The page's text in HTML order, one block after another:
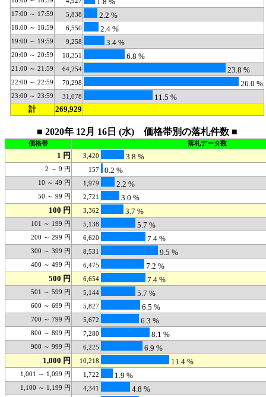
17:00 ～ 17:59 5,838 2.2 %
18:00 ～ 18:59 6,550 2.4 %
19:00 ～ 19:59 9,258 3.4 %
20:00 ～ 20:59 18,351 6.8 %
21:00 ～ 21:59 64,254 23.8 %
22:00 ～ 22:59 70,298 26.0 %
23:00 ～ 23:59 31,078
11.5 %
計
269,929
■ 2020年 12月 16日 (水) 価格帯別の落札件数 ■
価格帯 落札データ数
1 円 3,420 3.8 %
2 ～ 9 円 157 0.2 %
10 ～ 49 円 1,979 2.2 %
50 ～ 99 円 2,721
3.0 %
100 円
3,362 3.7 %
101 ～ 199 円 5,138 5.7 %
200 ～ 299 円 6,620 7.4 %
300 ～ 399 円 8,531 9.5 %
400 ～ 499 円 6,475
7.2 %
500 円
6,654 7.4 %
501 ～ 599 円 5,144 5.7 %
600 ～ 699 円 5,827 6.5 %
700 ～ 799 円 5,672 6.3 %
800 ～ 899 円 7,280 8.1 %
900 ～ 999 円 6,225
6.9 %
1,000 円
10,218 11.4 %
1,001 ～ 1,099 円 1,722 1.9 %
1,100 ～ 1,199 円 4,341 4.8 %